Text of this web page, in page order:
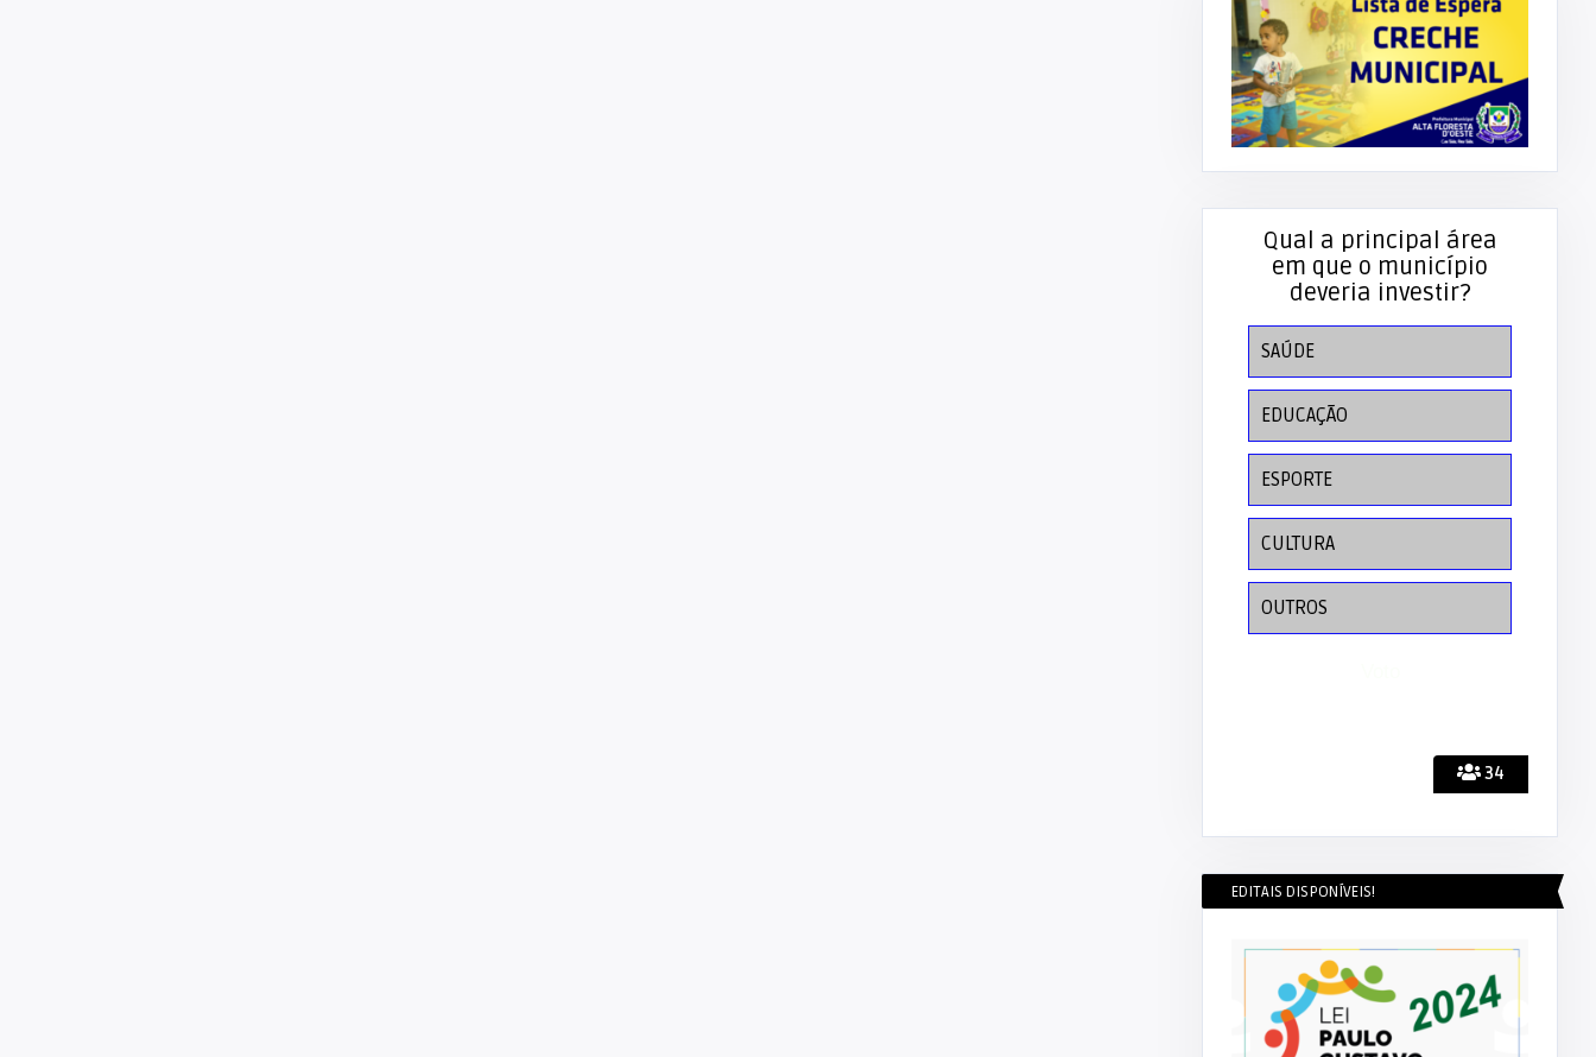
34
Qual a principal área
em que o município
deveria investir?
SAÚDE
EDUCAÇÃO
ESPORTE
CULTURA
OUTROS
EDITAIS DISPONÍVEIS!